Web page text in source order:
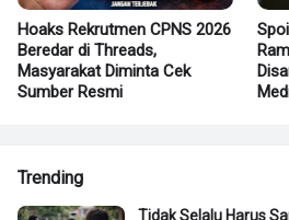
Hoaks Rekrutmen CPNS 2026
Beredar di Threads,
Masyarakat Diminta Cek
Sumber Resmi
Trending
Tidak Selalu Harus